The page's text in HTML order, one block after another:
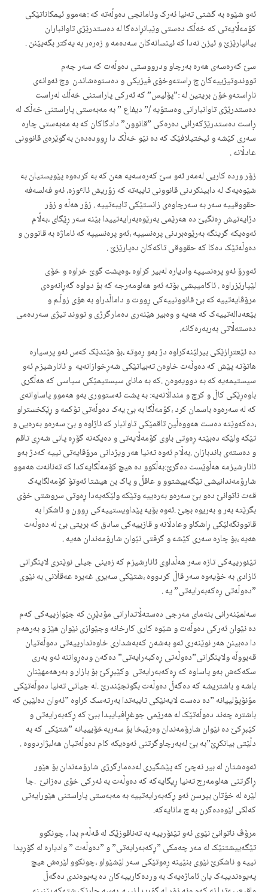
ئەو شێوە بە گشتی تەنیا ئەرک وئامانجی دەوڵەتە کە :هەموو ئیمکاناتێکی
کۆمەڵایەتی کە خەڵک دەستی وێیانڕادەگا لە دەستدرێژی تاوانباران
بیانپارێزێ و ئیزن نەدا کە ئینسانەکان سەدەمە و زەرەر بە یەکتر بگەیێنن .
سێ کەرەسەی هەرە بەرچاو ودرووستی دەوڵەت کە سەر جەم
تووندوتیژییەکان چ ڕاستەوخۆی فیزیکی و دەستوەشاندن وچ ئەوانەی
ناڕاستەوخۆن بریتین لە :”پۆلیس” کە ئەرکی پاراستنی خەڵك لەراست
دەستدرێژی تاوانبارانی وەستۆیە /” دیفاع ” بە مەبەستی پاراستنی خەڵک لە
ڕاست دەستدرێژکەرانی دەرەکی ”قانوون” دادگاکان کە بە مەبەستی چارە
سەری کێشە و ئیختیلافێک کە دە نێو خەڵک دا ڕوودەدەن بەگوێرەی قانوونی
عادڵانە .
زۆر وردە کاریی لەمەر ئەو سێ کەرەسەیە هەن کە بە کردەوە پێویستیان بە
شێوەیەک لە دابینکردنی قانوونی تایبەتە کە زۆریش ئالٶزە، ئەو فەلسەفە
حقووقییە سەر بە سەرچاوەی زانستێکی تایبەتییە . زۆر هەڵە و زۆر
دژایەتیش ڕەنگبێ دە هەرێمی بەرێوەبەرایەتییدا بێنە سەر ڕێگای ،بەڵام
ئەوەیکە گرینگە بەرێوەبردنی پرەنسیپە ،ئەو پرەنسیپە کە ئاماژە بە قانوون و
دەوڵەتێک دەکا کە حقووقی تاکەکان دەپارێزێ .
ئەورۆ ئەو پرەنسیپە وادیارە لەبیر کراوە ،وەپشت گوێ خراوە و خۆی
لێپارێزراوە . ئاکامییشی بۆتە ئەو هەلومەرجە کە بۆ دواوە گەڕانەوەی
مرۆڤایەتییە کە بێ قانوونییەکی ڕووت و داماڵدراو بە هۆی زوڵـم و
بێعەدالەتییەک کە هەیە و وەبیر هێنەری دەمارگرژی و تووند تیژی سەردەمی
دەستەڵاتی بەربەرەکانە.
دە ئێعتڕازێکی بیرلێنەکراوە دژ بەو ڕەوتە ،بۆ هێندێک کەس ئەو پرسیارە
هاتۆتە پێش کە دەوڵەت خاوەن تەبیاتێکی شەڕخوازانەیە و ئانارشیزم ئەو
سیستیمەیە کە بە دوویەوەن .کە بە مانای سیستیمێکی سیاسی کە هەڵگری
باوەڕێکی کاڵ و کرچ و منداڵانەیە: بە پشت ئەستووری بەو هەموو پاساوانەی
کە لە سەرەوە باسمان کرد ،کۆمەڵگا بە بێ یەک دەوڵەتی تۆکمە و ڕێکخستراو
،دەکەوێتە دەست هەووەڵین تاقمێکی تاوانبار کە ئاژاوە و بێ سەرەو بەرەیی و
تێکە ولێکە دەبێتە ڕەوتی باوی کۆمەڵایەتی و دەیکەنە گۆڕە پانی شەڕی تاقم
و دەستەی باندبازان .بەڵام ئەوە تەنیا هەر ویژدانی مرۆڤایەتی نییە کەدژ بەو
ئانارشیزمە هەڵوێست دەگرێ:بەڵکوو دە هیچ کۆمەڵگایەکدا کە تەنانەت هەموو
شارۆمەندانیشی تێگەییشتوو و عاقڵ و پاک بن هیشتا ئەوتۆ کۆمەلگایەک
قەت ناتوانێ دەو بێ سەرەو بەرەییە وتێکە ولێکەیەدا ڕەوتی سروشتی خۆی
بگرێتە بەر و بەریوە بچێ .ئەوە بۆیە پێداویستییەکی ڕوون و ئاشکرا بە
قانوونگەلێکی ڕاشکاو وعادڵانە و قازییەکی سادق کە بریتی بێ لە دەوڵەت
هەیە ،بۆ چارە سەری کێشە و گرفتی نێوان شارۆمەندان هەیە .
تێئورییەکی تازە سەر هەڵداوی ئانارشیزم کە زەینی جیلی نوێتری لاینگرانی
ئازادی بە خۆیەوە سەر قاڵ کردووە ،شتێکی سەیری غەیرە عەقڵانی بە نێوی
”دەوڵەتی ڕەکەبەرایەتی” یە .
سەلمێنەرانی بنەمای مەرجی دەستەڵاتدارانی مۆدێڕن کە جێوازییەکی کەم
دە نێوان ئەرکی دەوڵەت و شێوە کاری کارخانە وجێوازی نێوان هێز و بەرهەم
دا دەبینن هەر نوێنەری ئەو بەشەن کەبەشداری خاوەندارییەتی دەوڵەتیان
قەبووڵە ولاینگرانی”دەوڵەتی ڕەکبەرایەتی” دەکەن ودەڕواننە ئەو بەری
سکەکەش بەو پاساوە کە ڕەکەبەرایەتی وکێبڕکێ بۆ بازار و بەرهەمهێنان
باشە و باشتریشە کە دەگەڵ دەوڵەت بگونجێندرێ .لە جیاتی تەنیا دەوڵەتێکی
مۆنۆپۆلییانە ”دە دەست لایەنێکی تایبەتدا بەرتەسک کراوە ”ئەوان دەلێین کە
باشترە چەند دەوڵەتێک لە هەرێمی جوغڕافیاییدا ببێ کە ڕکەبەرایەتی و
کێبڕکێ دە نێوان شارۆمەندان وەرێبخا بۆ سەربەخۆیییانە ”شتێکی کە بە
دڵێتی بیانکڕێ”بە بێ لەبەرچاوگرتنی ئەوەیکە کام دەوڵەتیان هەلبژاردووە .
ئەوەشتان لە بیر نەچێ کە پێشگیری لەدەمارگرژی شارۆمەندان بۆ هێور
ڕاگرتنی هەلومەرج تەنیا ڕیگایەکە کە دەوڵەت بە ئەرکی خۆی دەزانێ .جا
لێرە لە خۆتان بپرسن ئەو ڕکەبەرایەتییە بە مەبەستی پاراستنی هێورایەتی
کەلکی لێوەدەگرن بە چ مانایەکە.
مرۆڤ ناتوانێ نێوی ئەو تێئۆرییە بە تەناقوزێک لە قەڵەم بدا ، چونکوو
تێگەییشتنێک لە مەر چەمکی ”ڕکەبەرایەتی” و ”دەوڵەت ” وادیارە لە گۆڕیدا
نییە و ناشکرێ نێوی بنێینە ڕەوتێکی سەر لێشێواو ،چونکوو لێرەش هیچ
پەیوەندییەک یان ئاماژەیەک بە وردەکارییەکان دە پەیوەندی دەگەڵ